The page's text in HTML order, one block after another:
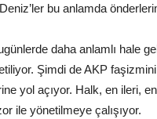
bu anlamda
daha anlamlı hale
Şimdi de AKP
yol açıyor. Halk, en ileri,
ile yönetilmeye çalışıyor.